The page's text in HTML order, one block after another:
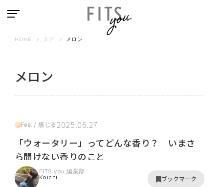
HOME タグ メロン
メロン
Feel / 感じる2025.06.27
「ウォータリー」ってどんな香り？｜いまさ
ら聞けない香りのこと
FITS you.編集部
Koichi
ブックマーク